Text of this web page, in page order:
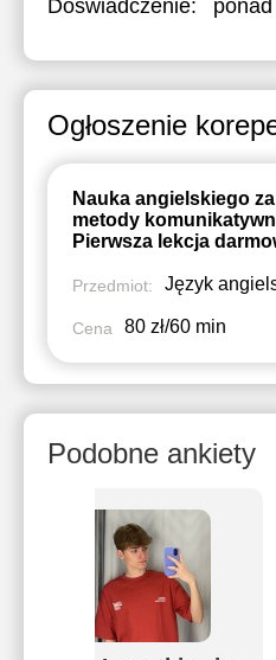
Doświadczenie:
Ogłoszenie
Nauka angielskiego
metody
Pierwsza lekcja
Przedmiot: Język
Cena 80 zł/60 min
Podobne ankiety